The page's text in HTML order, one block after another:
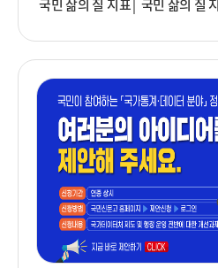
국민 삶의 질 지표 국민 삶의 질 지표 2026년 2